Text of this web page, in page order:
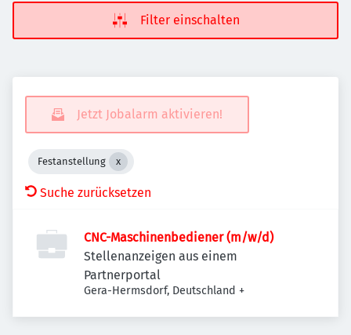
Filter einschalten
Jetzt Jobalarm aktivieren!
Festanstellung
Suche zurücksetzen
CNC-Maschinenbediener (m/w/d)
Stellenanzeigen aus einem
Partnerportal
Gera-Hermsdorf, Deutschland +